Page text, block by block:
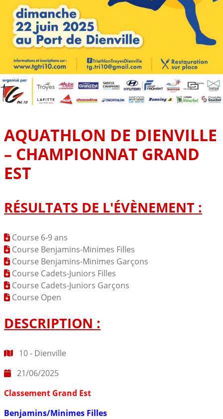
AQUATHLON DE DIENVILLE
– CHAMPIONNAT GRAND
EST
RÉSULTATS DE L'ÉVÈNEMENT :
Course 6-9 ans
Course Benjamins-Minimes Filles
Course Benjamins-Minimes Garçons
Course Cadets-Juniors Filles
Course Cadets-Juniors Garçons
Course Open
DESCRIPTION :
10 - Dienville
21/06/2025
Classement Grand Est
Benjamins/Minimes Filles